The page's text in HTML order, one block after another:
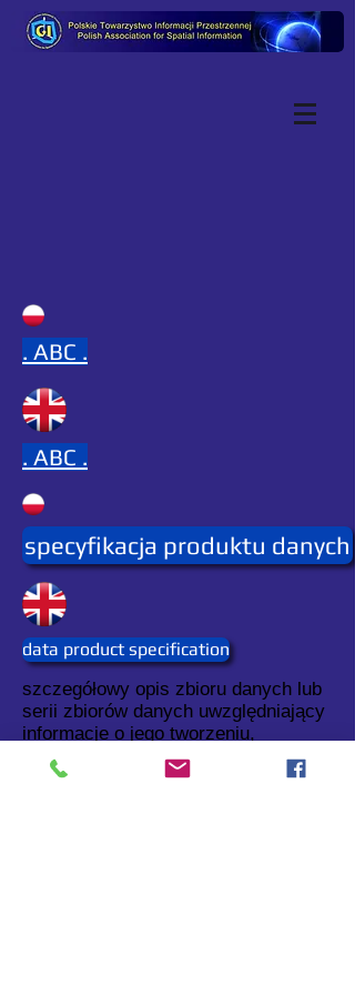
. ABC .
. ABC .
specyfikacja produktu danych
data product specification
szczegółowy opis zbioru danych lub
serii zbiorów danych uwzględniający
informacje o jego tworzeniu,
dostarczaniu i stosowaniu.